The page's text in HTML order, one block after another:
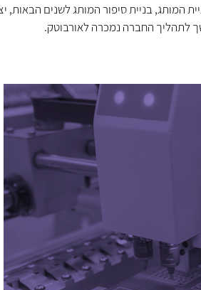
המותג, בניית סיפור המותג לשנים
לתהליך החברה נמכרה לאורבוטק.